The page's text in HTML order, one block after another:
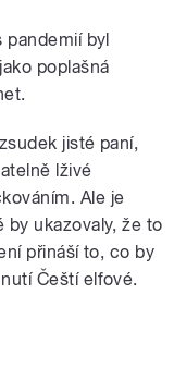
pandemií byl
poplašná
jisté paní,
lživé
Ale je
by ukazovaly, že to
přináší to, co by
Čeští elfové.